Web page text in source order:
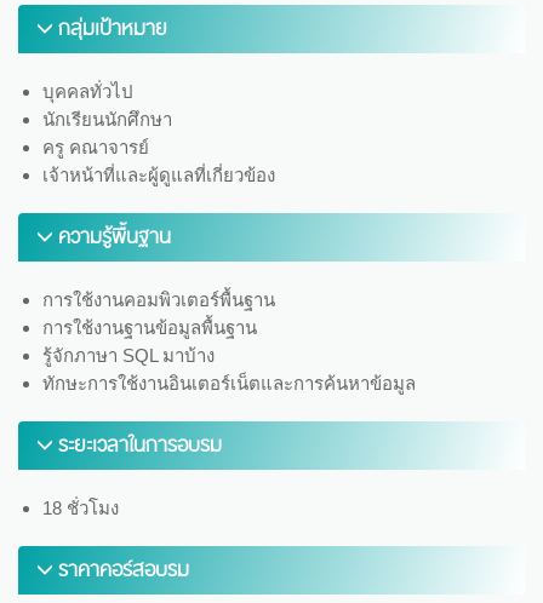
กลุ่มเป้าหมาย
บุคคลทั่วไป
นักเรียนนักศึกษา
ครู คณาจารย์
เจ้าหน้าที่และผู้ดูแลที่เกี่ยวข้อง
ความรู้พื้นฐาน
การใช้งานคอมพิวเตอร์พื้นฐาน
การใช้งานฐานข้อมูลพื้นฐาน
รู้จักภาษา SQL มาบ้าง
ทักษะการใช้งานอินเตอร์เน็ตและการค้นหาข้อมูล
ระยะเวลาในการอบรม
18 ชั่วโมง
ราคาคอร์สอบรม